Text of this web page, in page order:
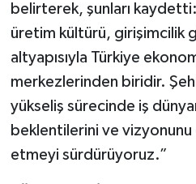
belirterek, şunları
üretim kültürü, girişimcilik
altyapısıyla Türkiye
merkezlerinden biridir.
yükseliş sürecinde iş
beklentilerini ve
etmeyi sürdürüyoruz.”